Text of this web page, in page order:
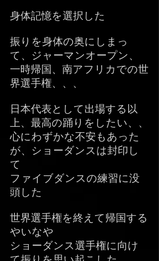
身体記憶を選択した
振りを身体の奥にしまっ
て、ジャーマンオープン、
一時帰国、南アフリカでの世
界選手権、、、
日本代表として出場する以
上、最高の踊りをしたい、、
心にわずかな不安もあった
が、ショーダンスは封印し
て
ファイブダンスの練習に没
頭した
世界選手権を終えて帰国する
やいなや
ショーダンス選手権に向け